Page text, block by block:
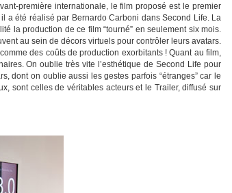
première internationale, le film proposé est le premier
il a été réalisé par Bernardo Carboni dans Second Life. La
la production de ce film “tourné” en seulement six mois.
au sein de décors virtuels pour contrôler leurs avatars.
des coûts de production exorbitants ! Quant au film,
On oublie très vite l’esthétique de Second Life pour
dont on oublie aussi les gestes parfois “étranges” car le
sont celles de véritables acteurs et le Trailer, diffusé sur